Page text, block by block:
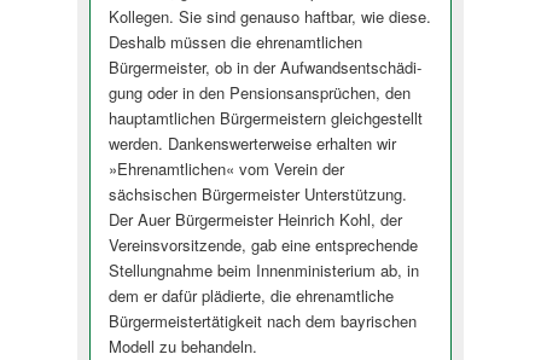
Kollegen. Sie sind genauso haftbar, wie diese.
Deshalb müssen die ehrenamtlichen
Bürgermeister, ob in der Aufwandsentschädi­
gung oder in den Pensionsansprüchen, den
hauptamtlichen Bürgermeistern gleichgestellt
werden. Dankenswerterweise erhalten wir
»Ehrenamtlichen« vom Verein der
sächsischen Bürgermeister Unterstützung.
Der Auer Bürgermeister Heinrich Kohl, der
Vereinsvorsitzende, gab eine entsprechende
Stellungnahme beim Innenministerium ab, in
dem er dafür plädierte, die ehrenamtliche
Bürgermeister­tätigkeit nach dem bayrischen
Modell zu behandeln.